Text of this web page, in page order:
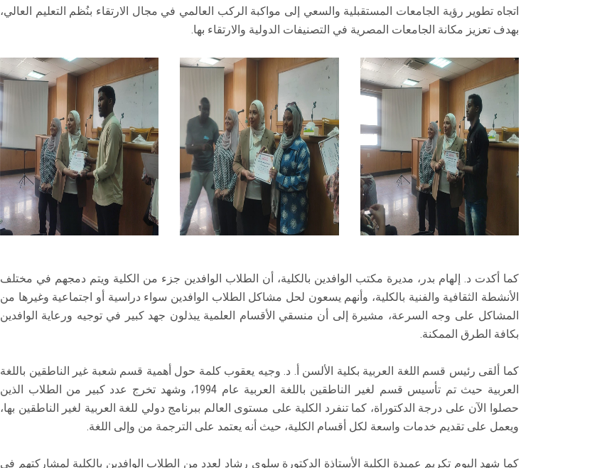
اتجاه تطوير رؤية الجامعات المستقبلية والسعي إلى مواكبة الركب العالمي في مجال الارتقاء بنُظم التعليم العالي،
بهدف تعزيز مكانة الجامعات المصرية في التصنيفات الدولية والارتقاء بها.
كما أكدت د. إلهام بدر، مديرة مكتب الوافدين بالكلية، أن الطلاب الوافدين جزء من الكلية ويتم دمجهم في مختلف
الأنشطة الثقافية والفنية بالكلية، وأنهم يسعون لحل مشاكل الطلاب الوافدين سواء دراسية أو اجتماعية وغيرها من
المشاكل على وجه السرعة، مشيرة إلى أن منسقي الأقسام العلمية يبذلون جهد كبير في توجيه ورعاية الوافدين
بكافة الطرق الممكنة.
كما ألقى رئيس قسم اللغة العربية بكلية الألسن أ. د. وجيه يعقوب كلمة حول أهمية قسم شعبة غير الناطقين باللغة
العربية حيث تم تأسيس قسم لغير الناطقين باللغة العربية عام 1994، وشهد تخرج عدد كبير من الطلاب الذين
حصلوا الآن على درجة الدكتوراة، كما تنفرد الكلية على مستوى العالم ببرنامج دولي للغة العربية لغير الناطقين بها،
ويعمل على تقديم خدمات واسعة لكل أقسام الكلية، حيث أنه يعتمد على الترجمة من وإلى اللغة.
كما شهد اليوم تكريم عميدة الكلية الأستاذة الدكتورة سلوى رشاد لعدد من الطلاب الوافدين بالكلية لمشاركتهم في